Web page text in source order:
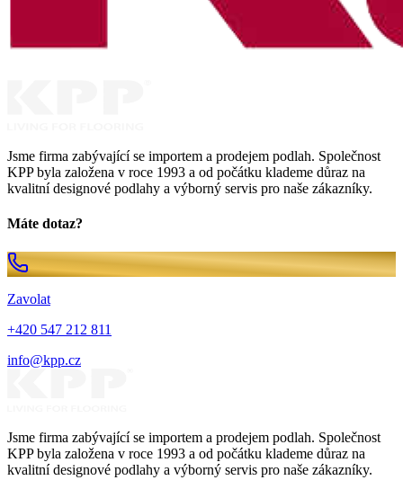
Jsme firma zabývající se importem a prodejem podlah. Společnost
KPP byla založena v roce 1993 a od počátku klademe důraz na
kvalitní designové podlahy a výborný servis pro naše zákazníky.
Máte dotaz?
Zavolat
+420 547 212 811
info@kpp.cz
Jsme firma zabývající se importem a prodejem podlah. Společnost
KPP byla založena v roce 1993 a od počátku klademe důraz na
kvalitní designové podlahy a výborný servis pro naše zákazníky.